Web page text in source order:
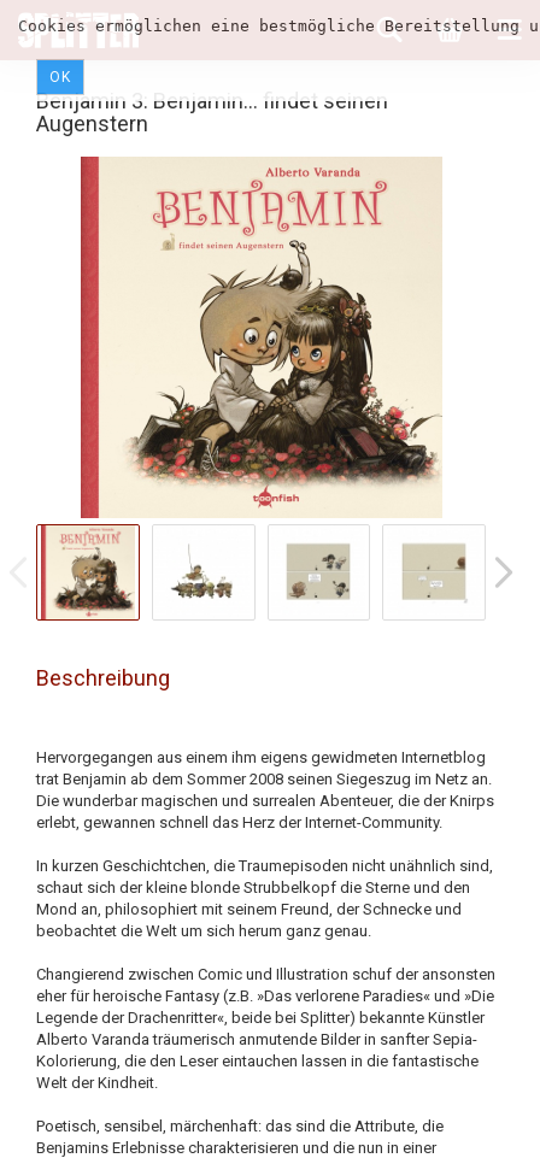
Cookies ermöglichen eine bestmögliche
OK
Benjamin 3: Benjamin... findet seinen
Augenstern
Beschreibung
Hervorgegangen aus einem ihm eigens gewidmeten Internetblog
trat Benjamin ab dem Sommer 2008 seinen Siegeszug im Netz an.
Die wunderbar magischen und surrealen Abenteuer, die der Knirps
erlebt, gewannen schnell das Herz der Internet-Community.
In kurzen Geschichtchen, die Traumepisoden nicht unähnlich sind,
schaut sich der kleine blonde Strubbelkopf die Sterne und den
Mond an, philosophiert mit seinem Freund, der Schnecke und
beobachtet die Welt um sich herum ganz genau.
Changierend zwischen Comic und Illustration schuf der ansonsten
eher für heroische Fantasy (z.B. »Das verlorene Paradies« und »Die
Legende der Drachenritter«, beide bei Splitter) bekannte Künstler
Alberto Varanda träumerisch anmutende Bilder in sanfter Sepia-
Kolorierung, die den Leser eintauchen lassen in die fantastische
Welt der Kindheit.
Poetisch, sensibel, märchenhaft: das sind die Attribute, die
Benjamins Erlebnisse charakterisieren und die nun in einer